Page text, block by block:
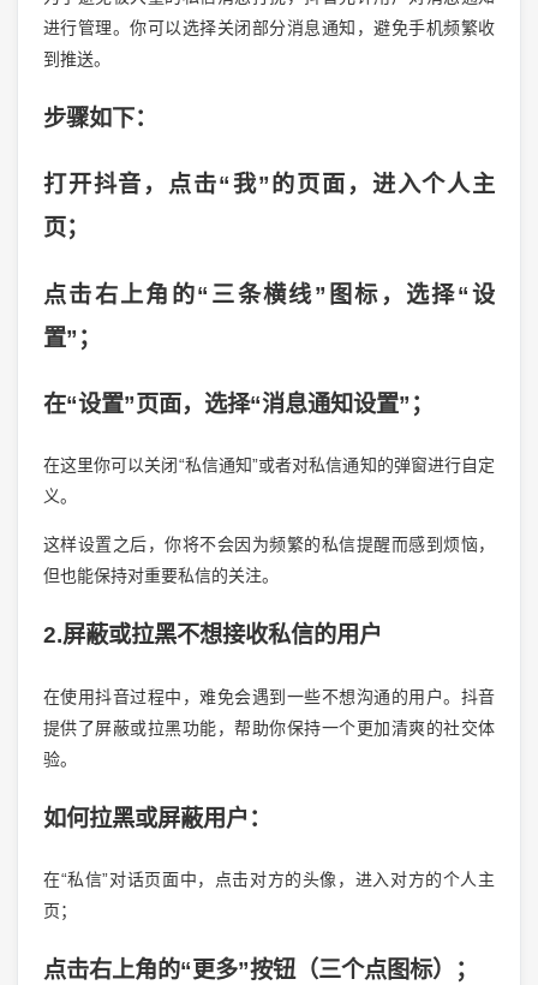
进行管理。你可以选择关闭部分消息通知，避免手机频繁收
到推送。
步骤如下：
打开抖音，点击“我”的页面，进入个人主
页；
点击右上角的“三条横线”图标，选择“设
置”；
在“设置”页面，选择“消息通知设置”；
在这里你可以关闭“私信通知”或者对私信通知的弹窗进行自定
义。
这样设置之后，你将不会因为频繁的私信提醒而感到烦恼，
但也能保持对重要私信的关注。
2.屏蔽或拉黑不想接收私信的用户
在使用抖音过程中，难免会遇到一些不想沟通的用户。抖音
提供了屏蔽或拉黑功能，帮助你保持一个更加清爽的社交体
验。
如何拉黑或屏蔽用户：
在“私信”对话页面中，点击对方的头像，进入对方的个人主
页；
点击右上角的“更多”按钮（三个点图标）；